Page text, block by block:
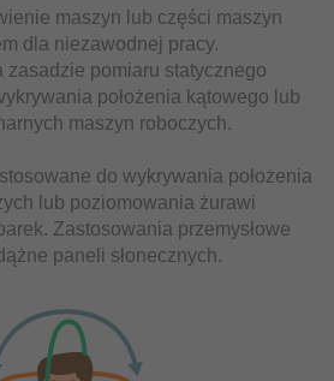
maszyn lub części maszyn
dla niezawodnej pracy.
zasadzie pomiaru statycznego
położenia kątowego lub
maszyn roboczych.
do wykrywania położenia
lub poziomowania żurawi
Zastosowania przemysłowe
paneli słonecznych.